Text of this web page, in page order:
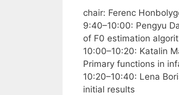
chair: Ferenc
9:40–10:00: Pengyu
of F0 estimation
10:00–10:20: Katalin
Primary functions in
10:20–10:40: Lena
initial results